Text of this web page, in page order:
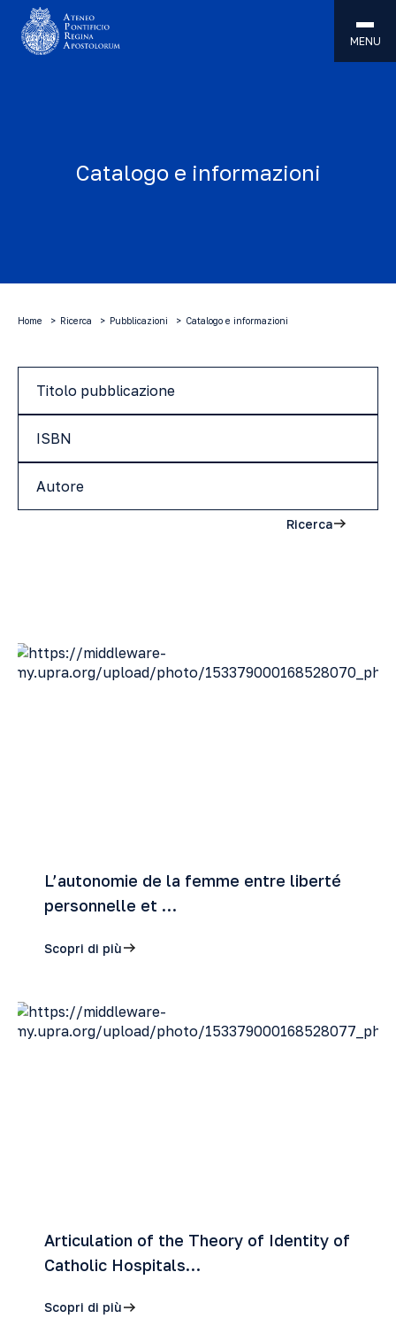
MENU
Catalogo e informazioni
Home Ricerca Pubblicazioni Catalogo e informazioni
Ricerca
L’autonomie de la femme entre liberté
personnelle et …
Scopri di più
Articulation of the Theory of Identity of
Catholic Hospitals…
Scopri di più